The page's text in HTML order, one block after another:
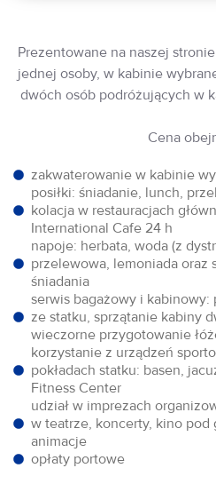
Prezentowane na naszej
jednej osoby, w kabinie
dwóch osób podróżujących w
Cena
zakwaterowanie w kabinie
posiłki: śniadanie, lunch,
kolacja w restauracjach
International Cafe 24 h
napoje: herbata, woda (z
przelewowa, lemoniada oraz
śniadania
serwis bagażowy i kabinowy:
ze statku, sprzątanie kabiny
wieczorne przygotowanie
korzystanie z urządzeń
pokładach statku: basen,
Fitness Center
udział w imprezach
w teatrze, koncerty, kino pod
animacje
opłaty portowe